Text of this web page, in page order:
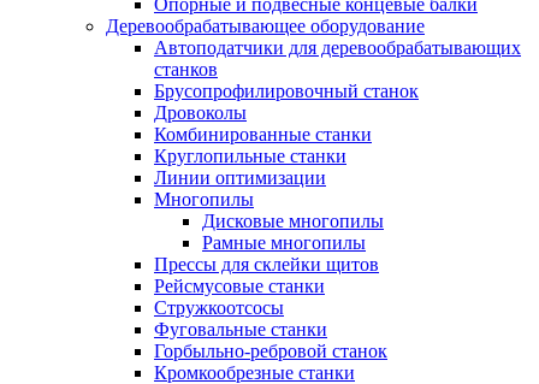
Опорные и подвесные концевые балки
Деревообрабатывающее оборудование
Автоподатчики для деревообрабатывающих
станков
Брусопрофилировочный станок
Дровоколы
Комбинированные станки
Круглопильные станки
Линии оптимизации
Многопилы
Дисковые многопилы
Рамные многопилы
Прессы для склейки щитов
Рейсмусовые станки
Стружкоотсосы
Фуговальные станки
Горбыльно-ребровой станок
Кромкообрезные станки